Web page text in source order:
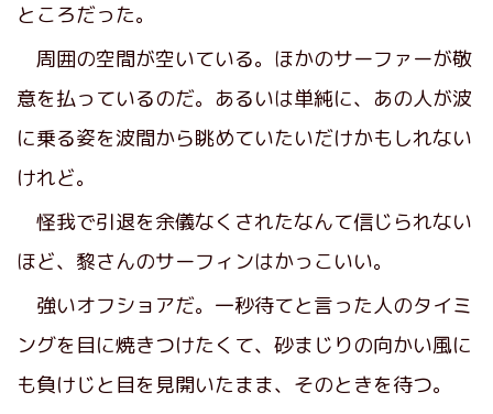
ところだった。
周囲の空間が空いている。ほかのサーファーが敬
意を払っているのだ。あるいは単純に、あの人が波
に乗る姿を波間から眺めていたいだけかもしれない
けれど。
怪我で引退を余儀なくされたなんて信じられない
ほど、黎さんのサーフィンはかっこいい。
強いオフショアだ。一秒待てと言った人のタイミ
ングを目に焼きつけたくて、砂まじりの向かい風に
も負けじと目を見開いたまま、そのときを待つ。